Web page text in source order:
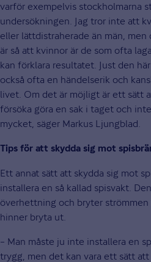
varför exempelvis stockholmarna
undersökningen. Jag tror inte att
eller lättdistraherade än män,
är så att kvinnor är de som ofta
kan förklara resultatet. Just den
också ofta en händelserik och
livet. Om det är möjligt är ett sätt
försöka göra en sak i taget och
mycket, säger Markus Ljungblad.
Tips för att skydda sig mot
Ett annat sätt att skydda sig mot
installera en så kallad spisvakt.
överhettning och bryter strömmen
hinner bryta ut.
– Man måste ju inte installera en
trygg, men det kan vara ett sätt